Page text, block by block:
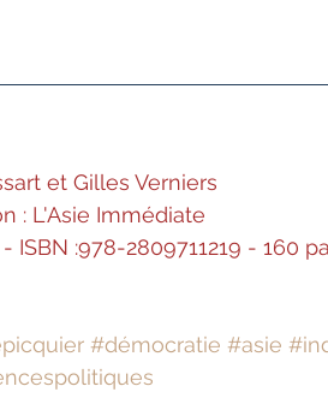
et Gilles Verniers
: L'Asie Immédiate
ISBN :978-2809711219 - 160
#démocratie #asie